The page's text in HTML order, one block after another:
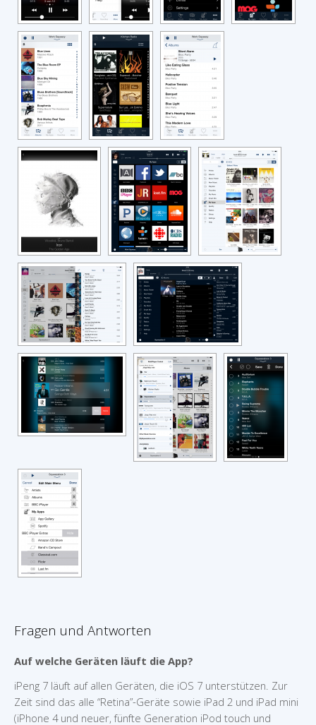
Fragen und Antworten
Auf welche Geräten läuft die App?
iPeng 7 läuft auf allen Geräten, die iOS 7 unterstützen. Zur
Zeit sind das alle “Retina”-Geräte sowie iPad 2 und iPad mini
(iPhone 4 und neuer, fünfte Generation iPod touch und